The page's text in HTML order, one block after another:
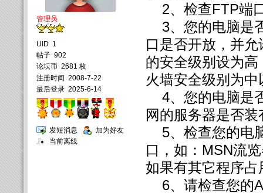
管理员
UID 1
帖子 902
论坛币 2681 枚
注册时间 2008-7-22
最后登录 2025-6-14
发短消息
加为好友
当前离线
2、检查FTP端
3、您的电脑是
口是否开放，并
的安全级别设为
火墙安全级别为中
4、您的电脑是
网的服务器是否
5、检查您的电
口，如：MSN流
如果有其它程序
6、请检查您的